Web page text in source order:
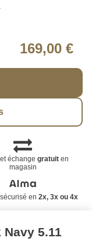
169,00 €
échangegratuit en
magasin
en 2x, 3x ou 4x
5.11